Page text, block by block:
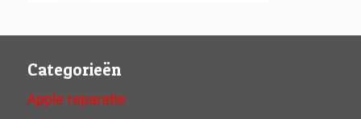
Categorieën
Apple reparatie